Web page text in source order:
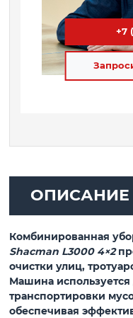
+7
ОПИСАНИЕ
Комбинированная
Shacman L3000 4×2
очистки улиц,
Машина
транспортировки
обеспечивая